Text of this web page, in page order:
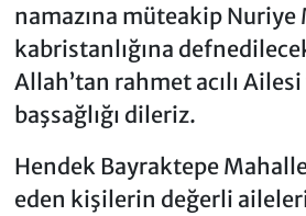
namazına müteakip
kabristanlığına
Allah’tan rahmet acılı Ailesi
başsağlığı dileriz.
Hendek Bayraktepe
eden kişilerin değerli